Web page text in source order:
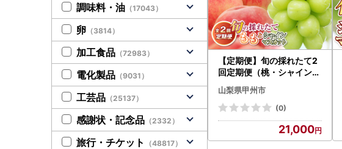
【定期便】旬の採れたて2
回定期便（桃・シャインマ
スカット）【2027年発送
】（HO）B18-1410 もも
シャインマスカット フル
ーツ
山梨県甲州市
(0)
21,000
調味料・油 （17043）
卵 （3814）
加工食品 （72983）
電化製品 （9031）
工芸品 （25137）
感謝状・記念品 （2332）
旅行・チケット （48817）